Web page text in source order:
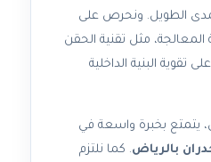
الطويل. ونحرص على
مثل تقنية الحقن
تقوية البنية الداخلية
بخبرة واسعة في
بالرياض. كما نلتزم